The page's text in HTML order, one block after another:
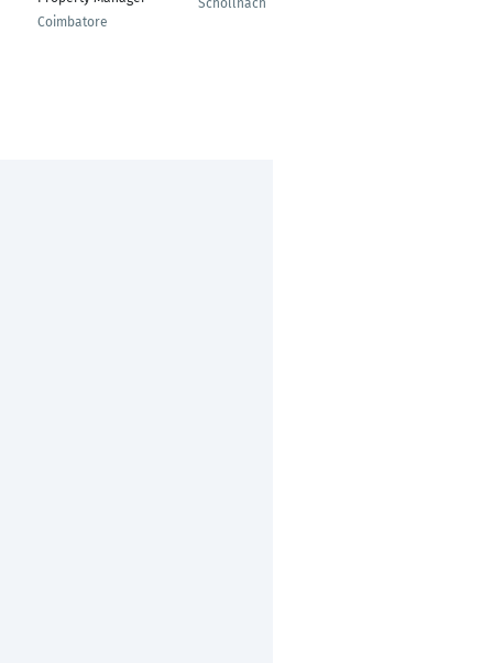
Coimbatore
Schöllnach